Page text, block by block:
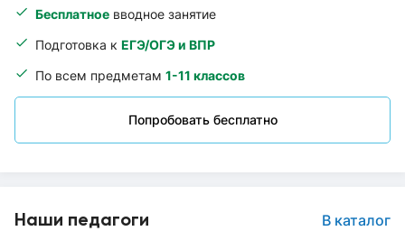
Бесплатное вводное занятие
Подготовка к ЕГЭ/ОГЭ и ВПР
По всем предметам 1-11 классов
Попробовать бесплатно
Наши педагоги В каталог